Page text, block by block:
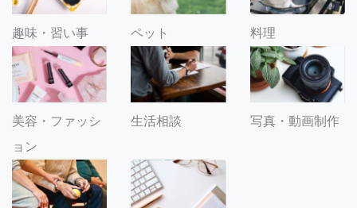
趣味・習い事 ペット 料理
美容・ファッシ
ョン
生活相談 写真・動画制作